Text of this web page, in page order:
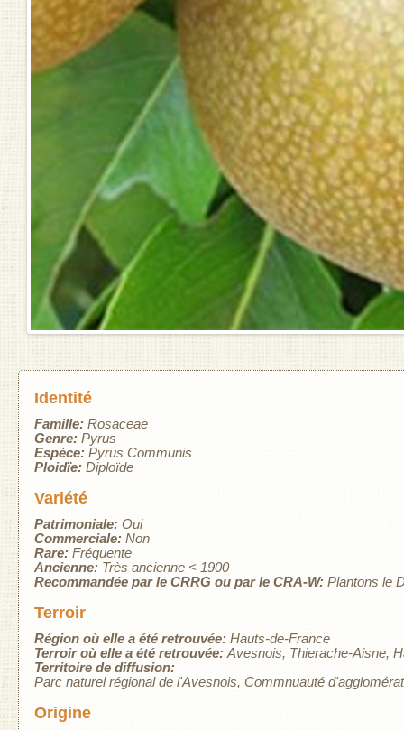
Identité
Famille: Rosaceae
Genre: Pyrus
Espèce: Pyrus Communis
Ploidïe: Diploïde
Variété
Patrimoniale: Oui
Commerciale: Non
Rare: Fréquente
Ancienne: Très ancienne < 1900
Recommandée par le CRRG ou par le CRA-W: Plantons le
Terroir
Région où elle a été retrouvée: Hauts-de-France
Terroir où elle a été retrouvée: Avesnois Thierache-Aisne
Territoire de diffusion:
Parc naturel régional de l'Avesnois Commnuauté
Origine